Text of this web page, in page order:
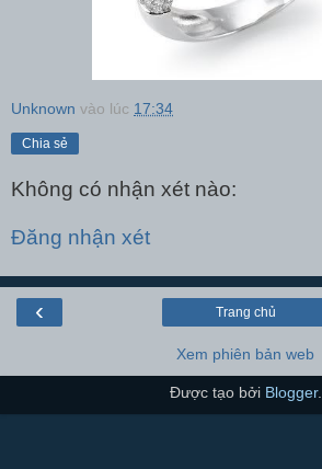
Unknown vào lúc 17:34
Chia sẻ
Không có nhận xét nào:
Đăng nhận xét
‹ Trang chủ
Xem phiên bản web
Được tạo bởi Blogger.